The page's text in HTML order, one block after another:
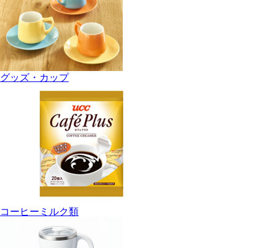
グッズ・カップ
コーヒーミルク類